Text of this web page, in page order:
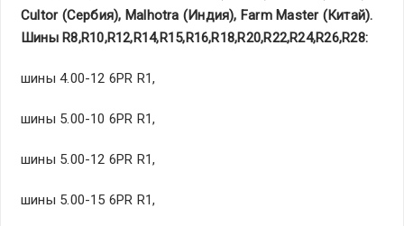
Cultor (Сербия), Malhotra (Индия), Farm Master (Китай).
Шины R8,R10,R12,R14,R15,R16,R18,R20,R22,R24,R26,R28:
шины 4.00-12 6PR R1,
шины 5.00-10 6PR R1,
шины 5.00-12 6PR R1,
шины 5.00-15 6PR R1,